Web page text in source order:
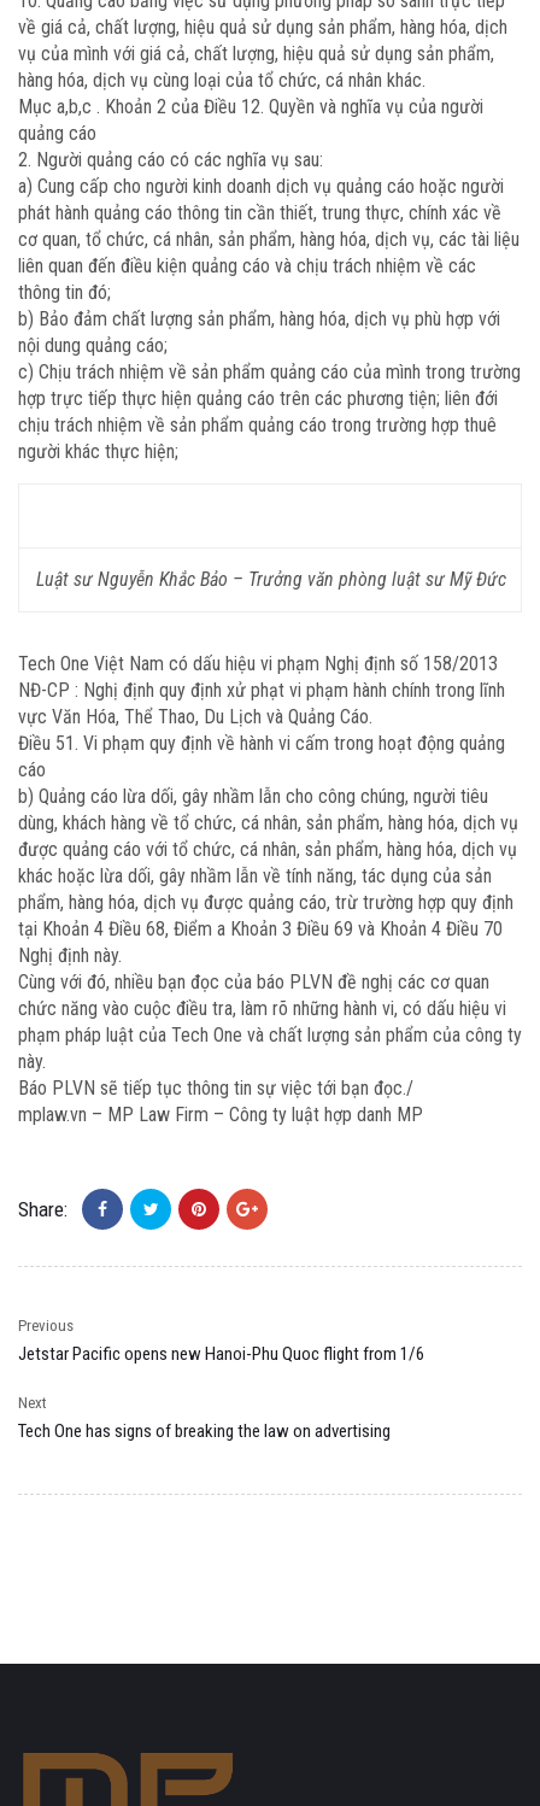
về giá cả, chất lượng, hiệu quả sử dụng sản phẩm, hàng hóa, dịch
vụ của mình với giá cả, chất lượng, hiệu quả sử dụng sản phẩm,
hàng hóa, dịch vụ cùng loại của tổ chức, cá nhân khác.
Mục a,b,c . Khoản 2 của Điều 12. Quyền và nghĩa vụ của người
quảng cáo
2. Người quảng cáo có các nghĩa vụ sau:
a) Cung cấp cho người kinh doanh dịch vụ quảng cáo hoặc người
phát hành quảng cáo thông tin cần thiết, trung thực, chính xác về
cơ quan, tổ chức, cá nhân, sản phẩm, hàng hóa, dịch vụ, các tài liệu
liên quan đến điều kiện quảng cáo và chịu trách nhiệm về các
thông tin đó;
b) Bảo đảm chất lượng sản phẩm, hàng hóa, dịch vụ phù hợp với
nội dung quảng cáo;
c) Chịu trách nhiệm về sản phẩm quảng cáo của mình trong trường
hợp trực tiếp thực hiện quảng cáo trên các phương tiện; liên đới
chịu trách nhiệm về sản phẩm quảng cáo trong trường hợp thuê
người khác thực hiện;
Luật sư Nguyễn Khắc Bảo – Trưởng văn phòng luật sư Mỹ Đức
Tech One Việt Nam có dấu hiệu vi phạm Nghị định số 158/2013
NĐ-CP : Nghị định quy định xử phạt vi phạm hành chính trong lĩnh
vực Văn Hóa, Thể Thao, Du Lịch và Quảng Cáo.
Điều 51. Vi phạm quy định về hành vi cấm trong hoạt động quảng
cáo
b) Quảng cáo lừa dối, gây nhầm lẫn cho công chúng, người tiêu
dùng, khách hàng về tổ chức, cá nhân, sản phẩm, hàng hóa, dịch vụ
được quảng cáo với tổ chức, cá nhân, sản phẩm, hàng hóa, dịch vụ
khác hoặc lừa dối, gây nhầm lẫn về tính năng, tác dụng của sản
phẩm, hàng hóa, dịch vụ được quảng cáo, trừ trường hợp quy định
tại Khoản 4 Điều 68, Điểm a Khoản 3 Điều 69 và Khoản 4 Điều 70
Nghị định này.
Cùng với đó, nhiều bạn đọc của báo PLVN đề nghị các cơ quan
chức năng vào cuộc điều tra, làm rõ những hành vi, có dấu hiệu vi
phạm pháp luật của Tech One và chất lượng sản phẩm của công ty
này.
Báo PLVN sẽ tiếp tục thông tin sự việc tới bạn đọc./
mplaw.vn – MP Law Firm – Công ty luật hợp danh MP
Share:
Previous
Jetstar Pacific opens new Hanoi-Phu Quoc flight from 1/6
Next
Tech One has signs of breaking the law on advertising